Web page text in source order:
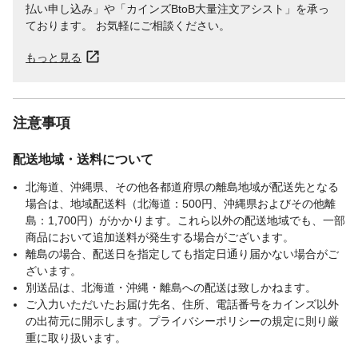
払い申し込み」や「カインズBtoB大量注文アシスト」を承っ
ております。 お気軽にご相談ください。
もっと見る
注意事項
配送地域・送料について
北海道、沖縄県、その他各都道府県の離島地域が配送先となる
場合は、地域配送料（北海道：500円、沖縄県およびその他離
島：1,700円）がかかります。これら以外の配送地域でも、一部
商品において追加送料が発生する場合がございます。
離島の場合、配送日を指定しても指定日通り届かない場合がご
ざいます。
別送品は、北海道・沖縄・離島への配送は致しかねます。
ご入力いただいたお届け先名、住所、電話番号をカインズ以外
の出荷元に開示します。プライバシーポリシーの規定に則り厳
重に取り扱います。